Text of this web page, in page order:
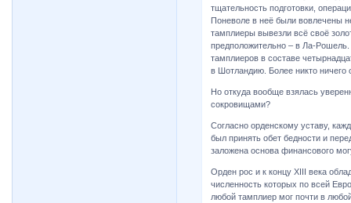
тщательность подготовки,
Поневоле в неё были вовлечены
тамплиеры вывезли всё своё
предположительно – в Ла-
тамплиеров в составе
в Шотландию. Более никто
Но откуда вообще взялась
сокровищами?
Согласно орденскому уставу,
был принять обет бедности и
заложена основа финансового
Орден рос и к концу XIII века
численность которых по всей
любой тамплиер мог почти в